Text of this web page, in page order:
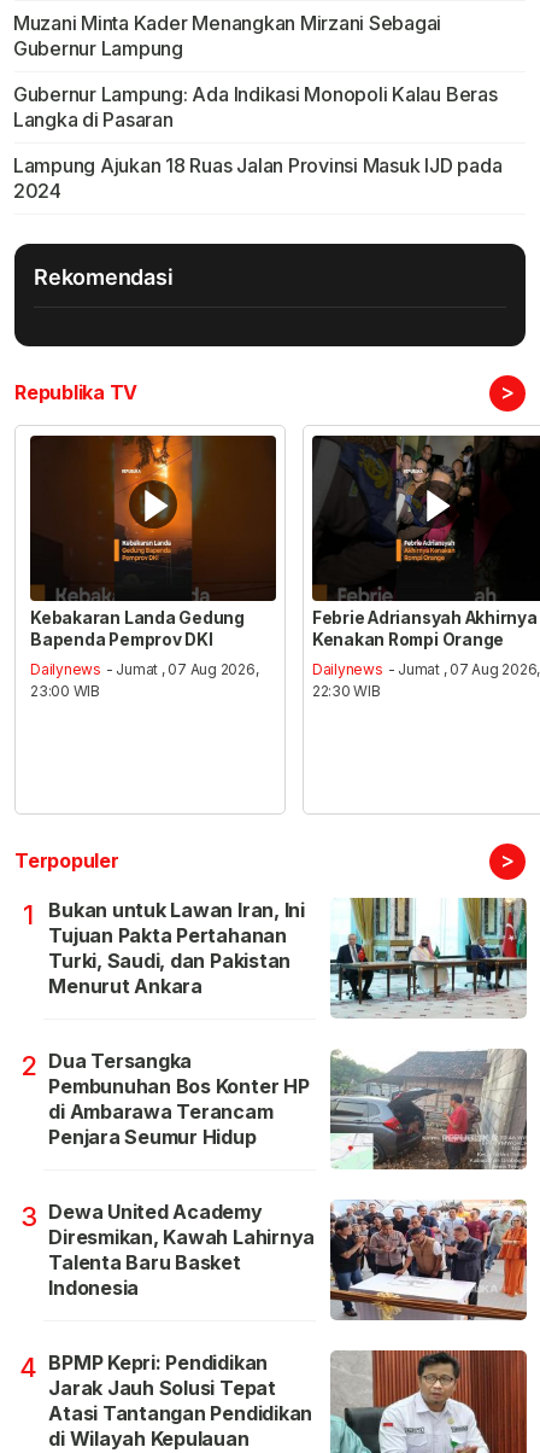
Muzani Minta Kader Menangkan Mirzani Sebagai
Gubernur Lampung
Gubernur Lampung: Ada Indikasi Monopoli Kalau Beras
Langka di Pasaran
Lampung Ajukan 18 Ruas Jalan Provinsi Masuk IJD pada
2024
Rekomendasi
Republika TV >
Kebakaran Landa Gedung
Bapenda Pemprov DKI
Dailynews - Jumat , 07 Aug 2026,
23:00 WIB
Febrie Adriansyah Akhirnya
Kenakan Rompi Orange
Dailynews - Jumat , 07 Aug 2026,
22:30 WIB
Terpopuler >
1
Bukan untuk Lawan Iran, Ini
Tujuan Pakta Pertahanan
Turki, Saudi, dan Pakistan
Menurut Ankara
2 Dua Tersangka
Pembunuhan Bos Konter HP
di Ambarawa Terancam
Penjara Seumur Hidup
3 Dewa United Academy
Diresmikan, Kawah Lahirnya
Talenta Baru Basket
Indonesia
4 BPMP Kepri: Pendidikan
Jarak Jauh Solusi Tepat
Atasi Tantangan Pendidikan
di Wilayah Kepulauan